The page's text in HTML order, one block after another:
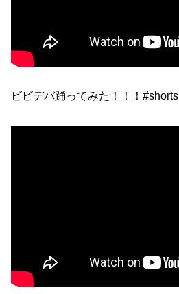
ビビデバ踊ってみた！！！#shorts